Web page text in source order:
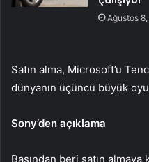
Ağustos
Satın alma, Microsoft’u
dünyanın üçüncü büyük
Sony’den açıklama
Başından beri satın almaya